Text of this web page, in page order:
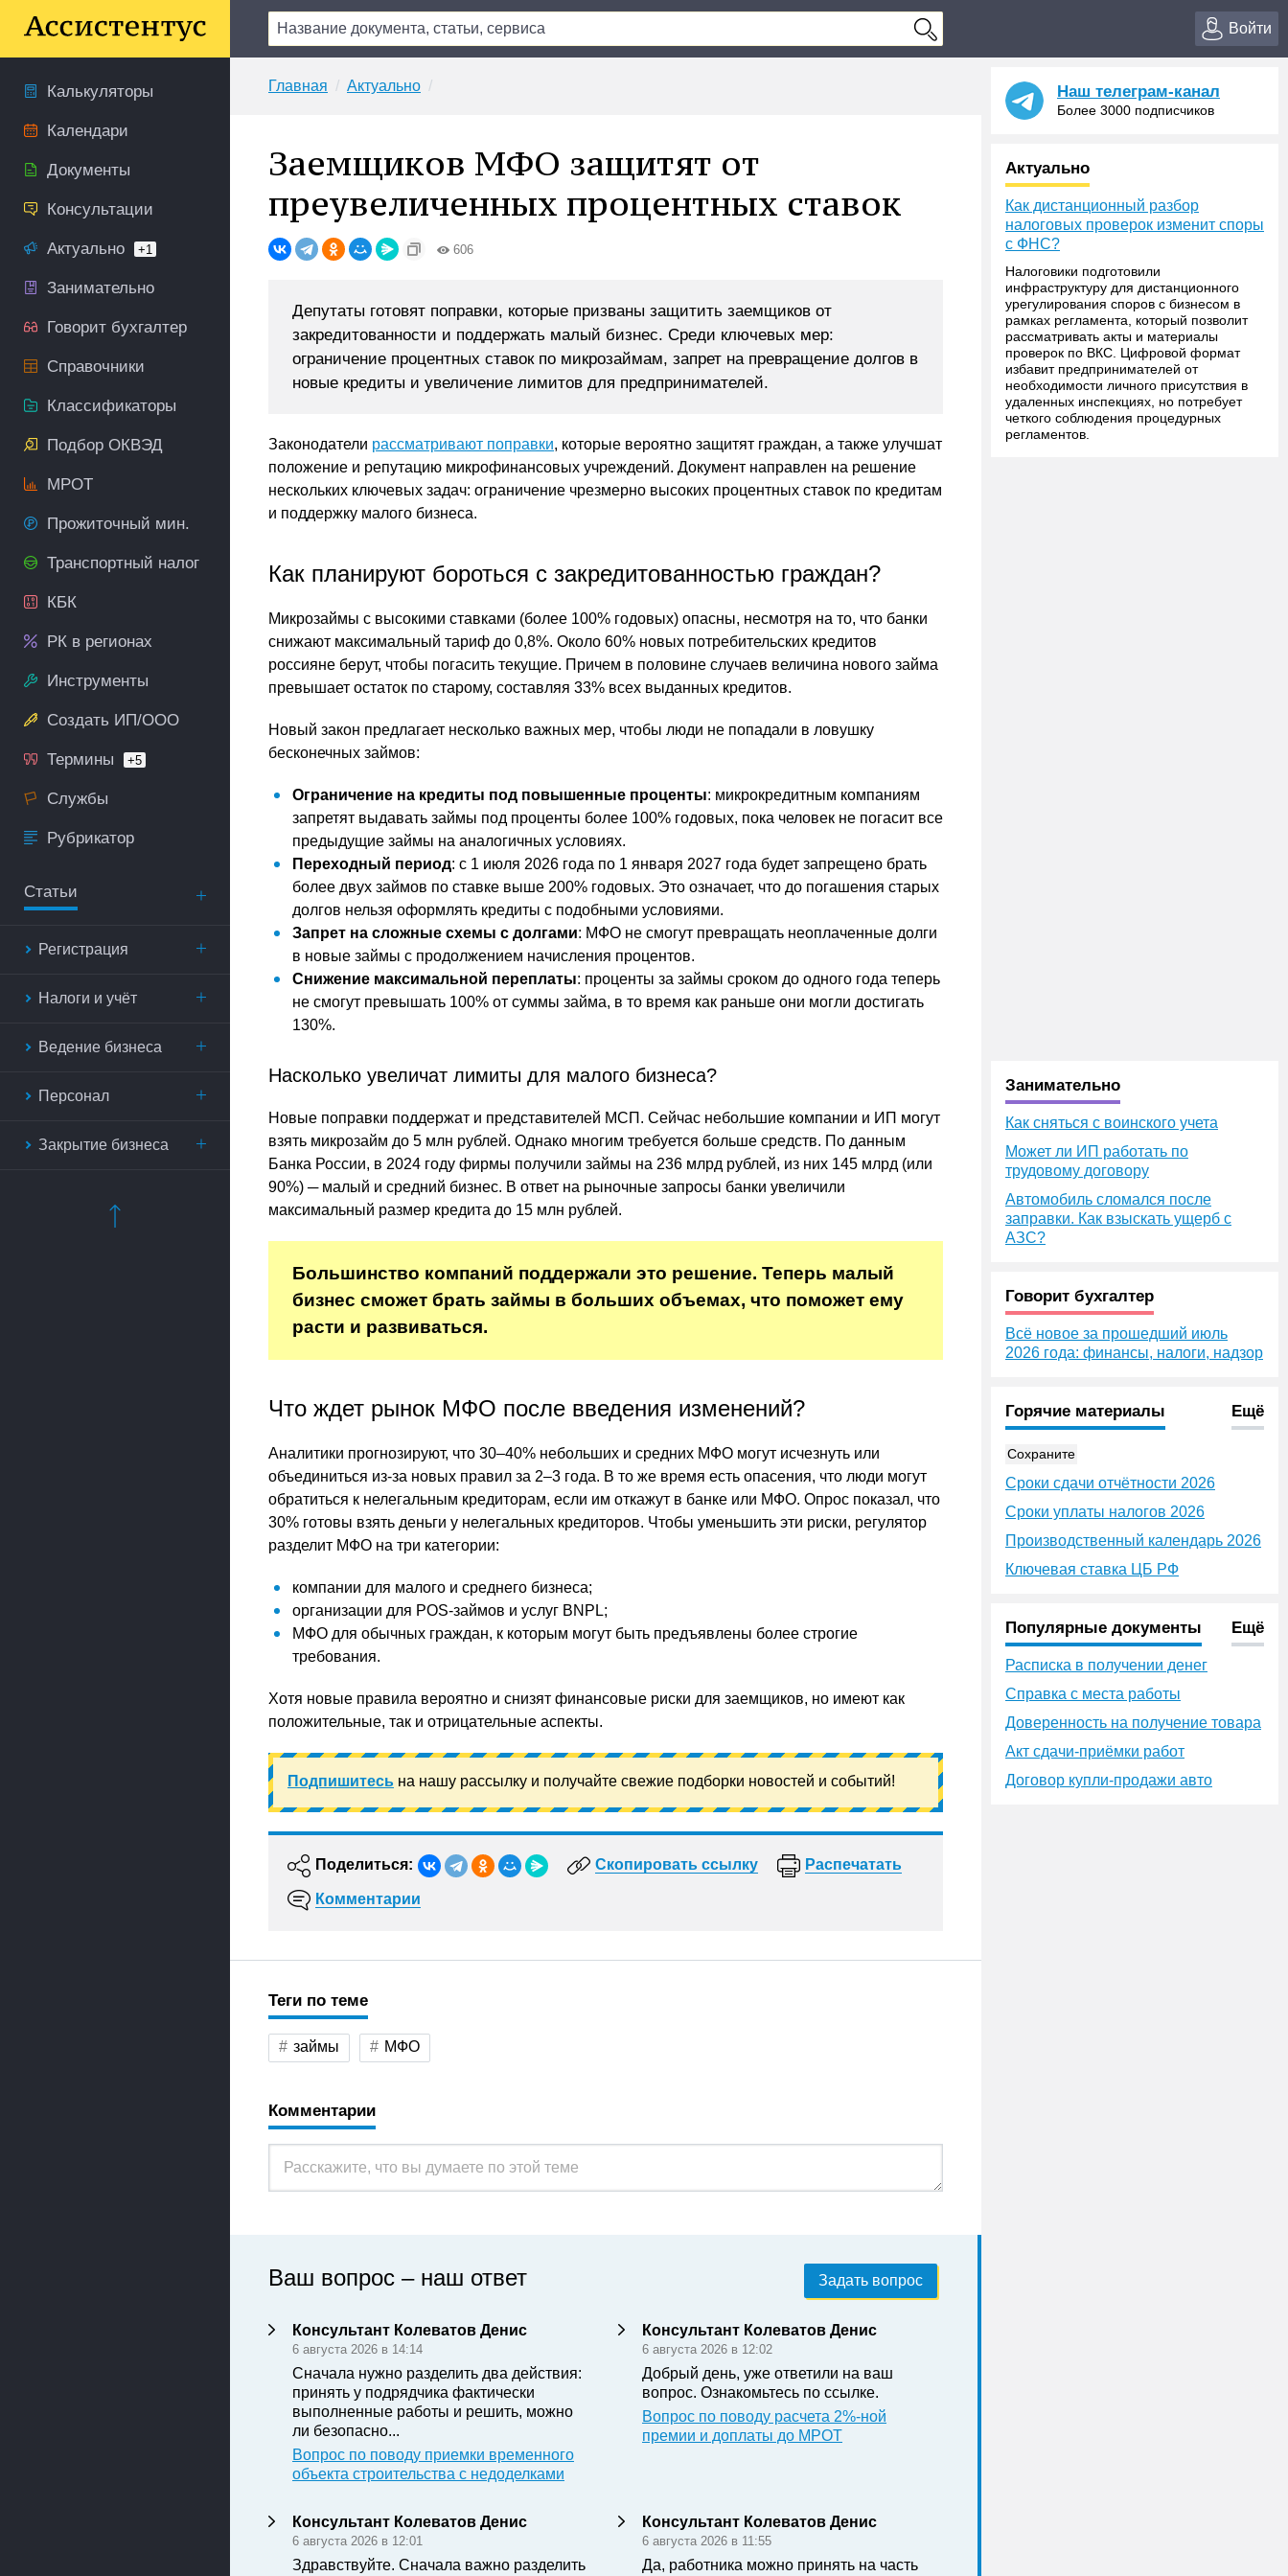
Войти
Калькуляторы
Календари
Документы
Консультации
Актуально +1
Занимательно
Говорит бухгалтер
Справочники
Классификаторы
Подбор ОКВЭД
МРОТ
Прожиточный мин.
Транспортный налог
КБК
РК в регионах
Инструменты
Создать ИП/ООО
Термины +5
Службы
Рубрикатор
Статьи
Регистрация
Налоги и учёт
Ведение бизнеса
Персонал
Закрытие бизнеса
Главная Актуально
Заемщиков МФО защитят от
преувеличенных процентных ставок
606
Депутаты готовят поправки, которые призваны защитить заемщиков от
закредитованности и поддержать малый бизнес. Среди ключевых мер:
ограничение процентных ставок по микрозаймам, запрет на превращение долгов в
новые кредиты и увеличение лимитов для предпринимателей.
Законодатели рассматривают поправки, которые вероятно защитят граждан, а также улучшат
положение и репутацию микрофинансовых учреждений. Документ направлен на решение
нескольких ключевых задач: ограничение чрезмерно высоких процентных ставок по кредитам
и поддержку малого бизнеса.
Как планируют бороться с закредитованностью граждан?
Микрозаймы с высокими ставками (более 100% годовых) опасны, несмотря на то, что банки
снижают максимальный тариф до 0,8%. Около 60% новых потребительских кредитов
россияне берут, чтобы погасить текущие. Причем в половине случаев величина нового займа
превышает остаток по старому, составляя 33% всех выданных кредитов.
Новый закон предлагает несколько важных мер, чтобы люди не попадали в ловушку
бесконечных займов:
Ограничение на кредиты под повышенные проценты: микрокредитным компаниям
запретят выдавать займы под проценты более 100% годовых, пока человек не погасит все
предыдущие займы на аналогичных условиях.
Переходный период: с 1 июля 2026 года по 1 января 2027 года будет запрещено брать
более двух займов по ставке выше 200% годовых. Это означает, что до погашения старых
долгов нельзя оформлять кредиты с подобными условиями.
Запрет на сложные схемы с долгами: МФО не смогут превращать неоплаченные долги
в новые займы с продолжением начисления процентов.
Снижение максимальной переплаты: проценты за займы сроком до одного года теперь
не смогут превышать 100% от суммы займа, в то время как раньше они могли достигать
130%.
Насколько увеличат лимиты для малого бизнеса?
Новые поправки поддержат и представителей МСП. Сейчас небольшие компании и ИП могут
взять микрозайм до 5 млн рублей. Однако многим требуется больше средств. По данным
Банка России, в 2024 году фирмы получили займы на 236 млрд рублей, из них 145 млрд (или
90%) ─ малый и средний бизнес. В ответ на рыночные запросы банки увеличили
максимальный размер кредита до 15 млн рублей.
Большинство компаний поддержали это решение. Теперь малый
бизнес сможет брать займы в больших объемах, что поможет ему
расти и развиваться.
Что ждет рынок МФО после введения изменений?
Аналитики прогнозируют, что 30–40% небольших и средних МФО могут исчезнуть или
объединиться из-за новых правил за 2–3 года. В то же время есть опасения, что люди могут
обратиться к нелегальным кредиторам, если им откажут в банке или МФО. Опрос показал, что
30% готовы взять деньги у нелегальных кредиторов. Чтобы уменьшить эти риски, регулятор
разделит МФО на три категории:
компании для малого и среднего бизнеса;
организации для POS-займов и услуг BNPL;
МФО для обычных граждан, к которым могут быть предъявлены более строгие
требования.
Хотя новые правила вероятно и снизят финансовые риски для заемщиков, но имеют как
положительные, так и отрицательные аспекты.
Подпишитесь на нашу рассылку и получайте свежие подборки новостей и событий!
Поделиться: Скопировать ссылку Распечатать
Комментарии
Теги по теме
займы МФО
Комментарии
Ваш вопрос – наш ответ Задать вопрос
Консультант Колеватов Денис
6 августа 2026 в 14:14
Сначала нужно разделить два действия:
принять у подрядчика фактически
выполненные работы и решить, можно
ли безопасно...
Вопрос по поводу приемки временного
объекта строительства с недоделками
Консультант Колеватов Денис
6 августа 2026 в 12:02
Добрый день, уже ответили на ваш
вопрос. Ознакомьтесь по ссылке .
Вопрос по поводу расчета 2%-ной
премии и доплаты до МРОТ
Консультант Колеватов Денис
6 августа 2026 в 12:01
Здравствуйте. Сначала важно разделить
Консультант Колеватов Денис
6 августа 2026 в 11:55
Да, работника можно принять на часть
Наш телеграм-канал
Более 3000 подписчиков
Актуально
Как дистанционный разбор
налоговых проверок изменит споры
с ФНС?
Налоговики подготовили
инфраструктуру для дистанционного
урегулирования споров с бизнесом в
рамках регламента, который позволит
рассматривать акты и материалы
проверок по ВКС. Цифровой формат
избавит предпринимателей от
необходимости личного присутствия в
удаленных инспекциях, но потребует
четкого соблюдения процедурных
регламентов.
Занимательно
Как сняться с воинского учета
Может ли ИП работать по
трудовому договору
Автомобиль сломался после
заправки. Как взыскать ущерб с
АЗС?
Говорит бухгалтер
Всё новое за прошедший июль
2026 года: финансы, налоги, надзор
Горячие материалы Ещё
Сохраните
Сроки сдачи отчётности 2026
Сроки уплаты налогов 2026
Производственный календарь 2026
Ключевая ставка ЦБ РФ
Популярные документы Ещё
Расписка в получении денег
Справка с места работы
Доверенность на получение товара
Акт сдачи-приёмки работ
Договор купли-продажи авто